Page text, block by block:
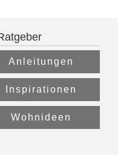
Anleitungen
Inspirationen
Wohnideen